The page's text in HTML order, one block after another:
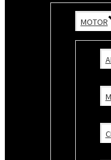
MOTOR